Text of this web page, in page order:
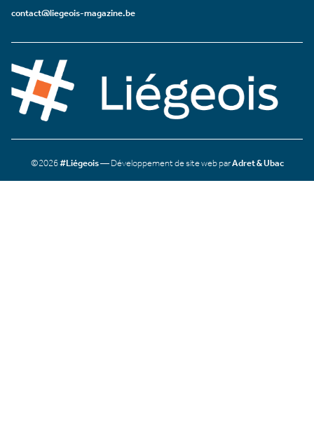
contact@liegeois-magazine.be
©2026#Liégeois— Développement de site web parAdret & Ubac